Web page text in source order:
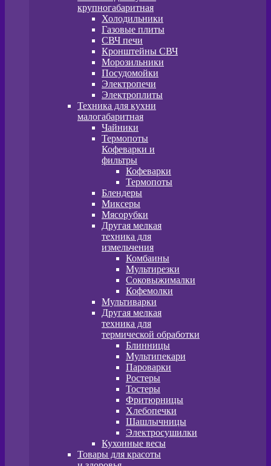
крупногабаритная
Холодильники
Газовые плиты
СВЧ печи
Кронштейны СВЧ
Морозильники
Посудомойки
Электропечи
Электроплиты
Техника для кухни
малогабаритная
Чайники
Термопоты
Кофеварки и
фильтры
Кофеварки
Термопоты
Блендеры
Миксеры
Мясорубки
Другая мелкая
техника для
измельчения
Комбаины
Мультирезки
Соковыжималки
Кофемолки
Мультиварки
Другая мелкая
техника для
термической обработки
Блинницы
Мультипекари
Пароварки
Ростеры
Тостеры
Фритюрницы
Хлебопечки
Шашлычницы
Электросушилки
Кухонные весы
Товары для красоты